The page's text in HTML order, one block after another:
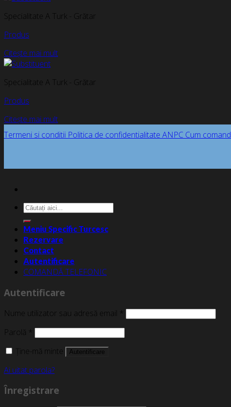
Specialitate A Turk - Grătar
Produs
Citește mai mult
Specialitate A Turk - Grătar
Produs
Citește mai mult
Termeni si conditii Politica de confidentialitate ANPC Cum comand
Caută
după:
Meniu Specific Turcesc
Rezervare
Contact
Autentificare
COMANDĂ TELEFONIC
Autentificare
Nume utilizator sau adresă email *
Parolă *
Ține-mă minte
Autentificare
Ai uitat parola?
Înregistrare